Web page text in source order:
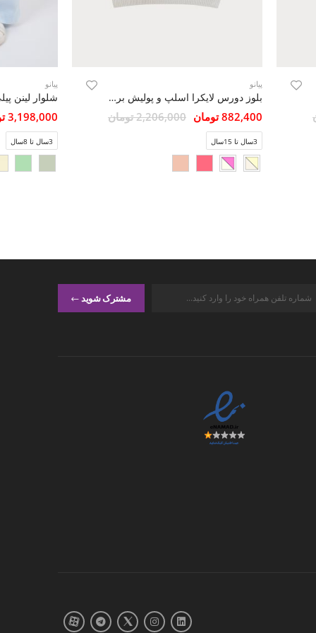
پیانو
بلوز دورس لایکرا اسلپ و پولیش برش دار
882,400 تومان 2,206,000 تومان
3سال تا 15سال
پیانو
شلوار لینن
3,198,000 تومان
3سال تا 8سال
مشترک شوید